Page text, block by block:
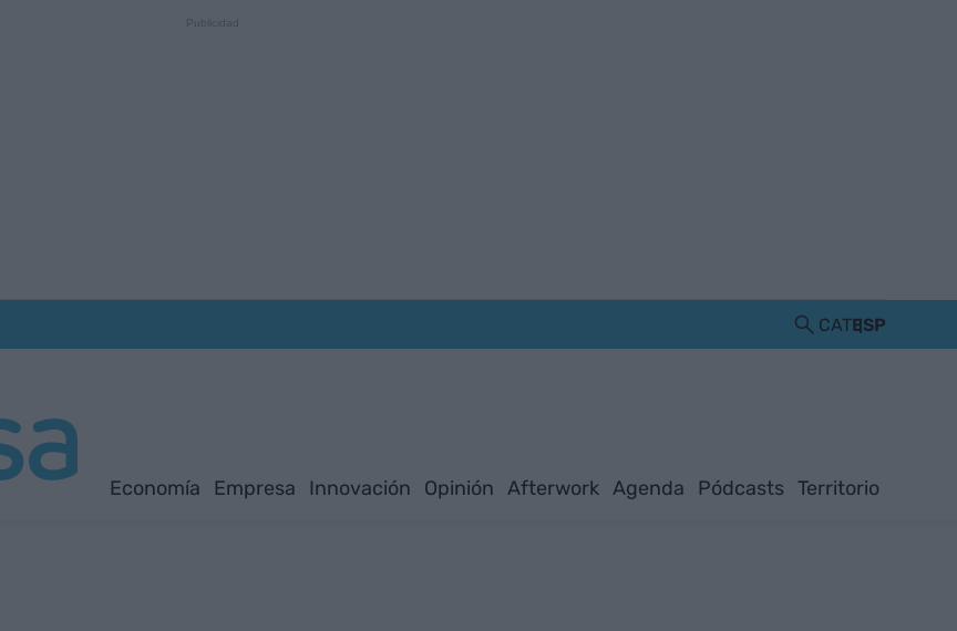
CATESP
Economía Empresa Innovación Opinión Afterwork Agenda Pódcasts Territorio